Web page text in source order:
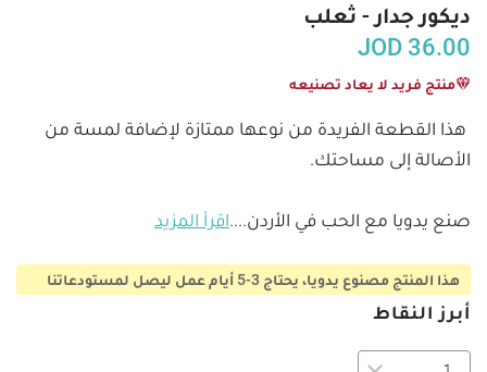
ديكور جدار - ثعلب
JOD 36.00
منتج فريد لا يعاد تصنيعه
هذا القطعة الفريدة من نوعها ممتازة لإضافة لمسة من
صنع يدويا مع الحب في الأردن....اقرأ المزيد
هذا المنتج مصنوع يدويا، يحتاج 3-5 أيام عمل ليصل لمستودعاتنا
أبرز النقاط